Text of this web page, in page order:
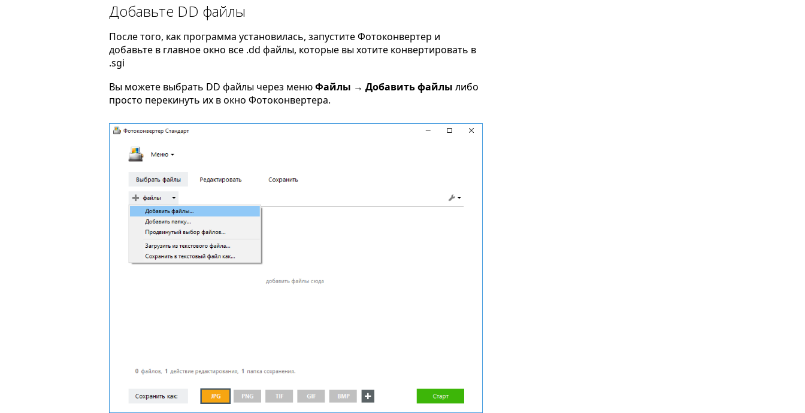
Добавьте DD файлы
После того, как программа установилась, запустите Фотоконвертер и
добавьте в главное окно все .dd файлы, которые вы хотите конвертировать в
.sgi
Вы можете выбрать DD файлы через менюФайлы → Добавить файлы либо
просто перекинуть их в окно Фотоконвертера.